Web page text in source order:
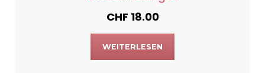
CHF 18.00
WEITERLESEN